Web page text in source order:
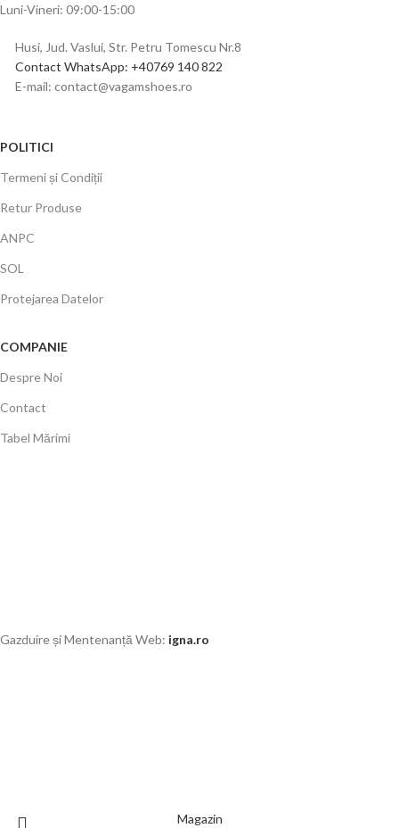
Luni-Vineri: 09:00-15:00
Husi, Jud. Vaslui, Str. Petru Tomescu Nr.8
Contact WhatsApp: +40769 140 822
E-mail: contact@vagamshoes.ro
POLITICI
Termeni și Condiții
Retur Produse
ANPC
SOL
Protejarea Datelor
COMPANIE
Despre Noi
Contact
Tabel Mărimi
Gazduire și Mentenanță Web: igna.ro
Magazin